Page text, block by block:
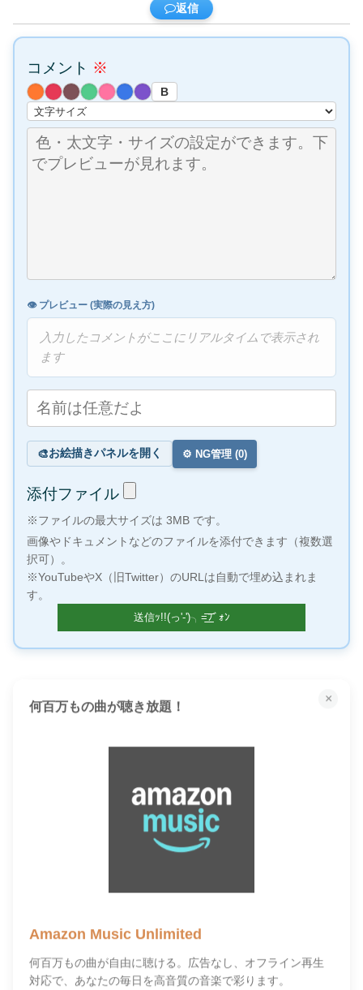
返信
コメント ※
B
👁️ プレビュー (実際の見え方)
入力したコメントがここにリアルタイムで表示され
ます
🎨お絵描きパネルを開く ⚙️ NG管理 (0)
添付ファイル
※ファイルの最大サイズは 3MB です。
画像やドキュメントなどのファイルを添付できます（複数選
択可）。
※YouTubeやX（旧Twitter）のURLは自動で埋め込まれま
す。
×
何百万もの曲が聴き放題！
Amazon Music Unlimited
何百万もの曲が自由に聴ける。広告なし、オフライン再生
対応で、あなたの毎日を高音質の音楽で彩ります。